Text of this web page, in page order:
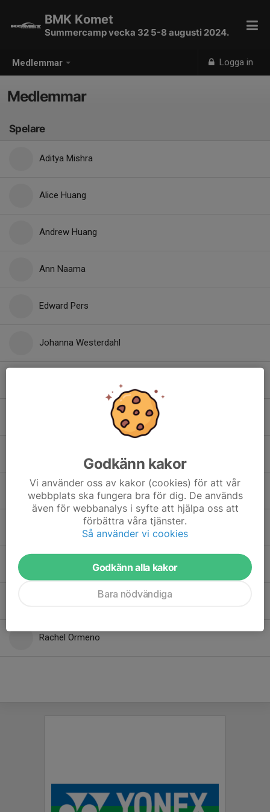
Medlemmar Logga in
BMK Komet
Summercamp vecka 32 5-8 augusti 2024.
Medlemmar
Spelare
Aditya Mishra
Alice Huang
Andrew Huang
Ann Naama
Edward Pers
Johanna Westerdahl
Mahfuza Gulam
Muhammad Muzzammil
Nataliia Kupriichuk
Nobel Wongwattanarat
Rachel Ormeno
Godkänn kakor
Vi använder oss av kakor (cookies) för att vår
webbplats ska fungera bra för dig. De används
även för webbanalys i syfte att hjälpa oss att
förbättra våra tjänster.
Så använder vi cookies
Godkänn alla kakor
Bara nödvändiga